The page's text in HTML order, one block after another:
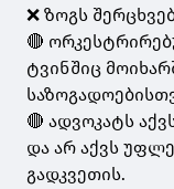
❌ ზოგს
🔴
ტვინშიც
🔴 ადვოკატს
და არ აქვს
გადკვეთის.